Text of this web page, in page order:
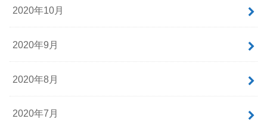
2020年10月
2020年9月
2020年8月
2020年7月